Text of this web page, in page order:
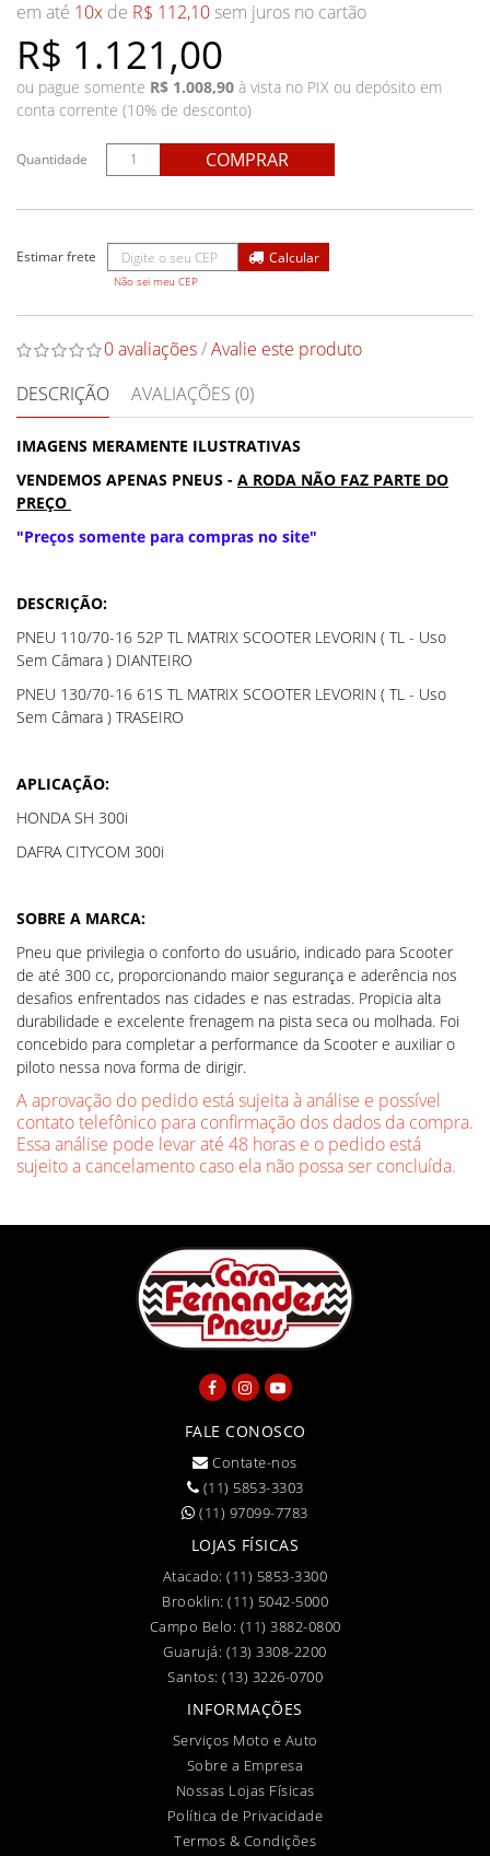
R$ 1.121,00
em até 10x de R$ 112,10 sem juros no cartão
ou pague somente R$ 1.008,90 à vista no PIX ou depósito em
conta corrente (10% de desconto)
Quantidade COMPRAR
Não sei meu CEP
0 avaliações/Avalie este produto
DESCRIÇÃO
AVALIAÇÕES (0)
IMAGENS MERAMENTE ILUSTRATIVAS
VENDEMOS APENAS PNEUS - A RODA NÃO FAZ PARTE DO
PREÇO
"Preços somente para compras no site"
DESCRIÇÃO:
PNEU 110/70-16 52P TL MATRIX SCOOTER LEVORIN ( TL - Uso
Sem Câmara ) DIANTEIRO
PNEU 130/70-16 61S TL MATRIX SCOOTER LEVORIN ( TL - Uso
Sem Câmara ) TRASEIRO
APLICAÇÃO:
HONDA SH 300i
DAFRA CITYCOM 300i
SOBRE A MARCA:
Pneu que privilegia o conforto do usuário, indicado para Scooter
de até 300 cc, proporcionando maior segurança e aderência nos
desafios enfrentados nas cidades e nas estradas. Propicia alta
durabilidade e excelente frenagem na pista seca ou molhada. Foi
concebido para completar a performance da Scooter e auxiliar o
piloto nessa nova forma de dirigir.
A aprovação do pedido está sujeita à análise e possível
contato telefônico para confirmação dos dados da compra.
Essa análise pode levar até 48 horas e o pedido está
sujeito a cancelamento caso ela não possa ser concluída.
FALE CONOSCO
Contate-nos
(11) 5853-3303
(11) 97099-7783
LOJAS FÍSICAS
Atacado:(11) 5853-3300
Brooklin: (11) 5042-5000
Campo Belo: (11) 3882-0800
Guarujá: (13) 3308-2200
Santos: (13) 3226-0700
INFORMAÇÕES
Serviços Moto e Auto
Sobre a Empresa
Nossas Lojas Físicas
Política de Privacidade
Termos & Condições